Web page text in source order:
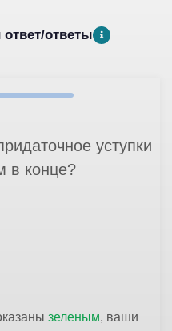
ответы
уступки
в конце?
зеленым, ваши